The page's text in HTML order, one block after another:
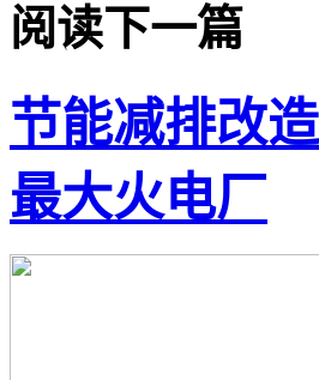
阅读下一篇
节能减排改
最大火电厂